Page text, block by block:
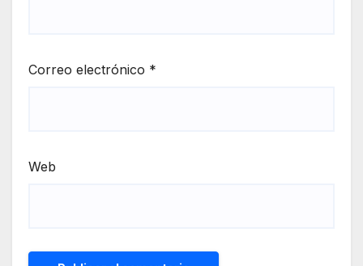
Correo electrónico *
Web